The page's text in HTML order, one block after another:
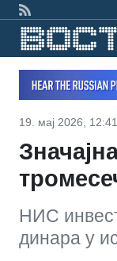
19. мај 2026,
НИС
динара у